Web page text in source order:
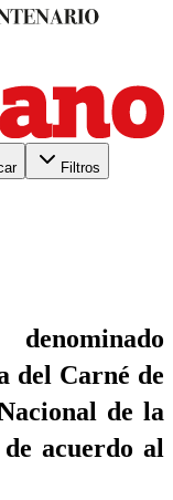
Filtros
del Carné de
de la
acuerdo al